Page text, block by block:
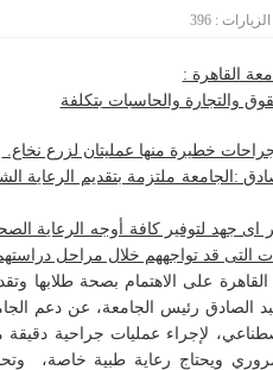
: 396
القاهرة :
:الجامعة ملتزمة بتقديم الرعاية
جهد لتوفير كافة أوجه الرعاية
التى قد تواجههم خلال مراحل
على الاهتمام بصحة طلابها
لإجراء عمليات جراحية دقيقة
ويحتاج رعاية طبية خاصة،